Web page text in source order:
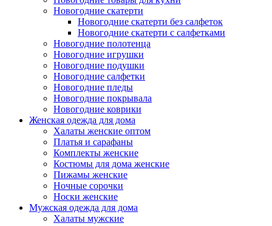
Новогодние скатерти
Новогодние скатерти без салфеток
Новогодние скатерти с салфетками
Новогодние полотенца
Новогодние игрушки
Новогодние подушки
Новогодние салфетки
Новогодние пледы
Новогодние покрывала
Новогодние коврики
Женская одежда для дома
Халаты женские оптом
Платья и сарафаны
Комплекты женские
Костюмы для дома женские
Пижамы женские
Ночные сорочки
Носки женские
Мужская одежда для дома
Халаты мужские